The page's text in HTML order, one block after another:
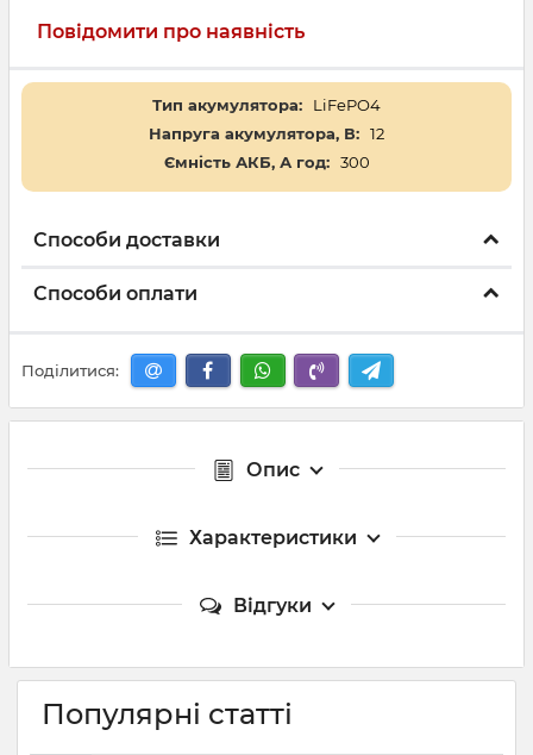
Повідомити про наявність
Тип акумулятора:
LiFePO4
Напруга акумулятора, В: 12
Ємність АКБ, А год: 300
Способи доставки
Способи оплати
Поділитися:
Опис
Характеристики
Відгуки
Популярні статті